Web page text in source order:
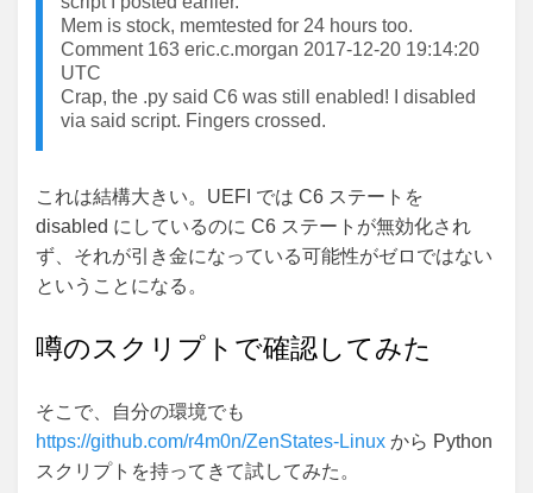
Mem is stock, memtested for 24 hours too.
Comment 163 eric.c.morgan 2017-12-20 19:14:20
UTC
Crap, the .py said C6 was still enabled! I disabled
via said script. Fingers crossed.
これは結構大きい。UEFI では C6 ステートを
disabled にしているのに C6 ステートが無効化され
ず、それが引き金になっている可能性がゼロではない
ということになる。
噂のスクリプトで確認してみた
そこで、自分の環境でも
https://github.com/r4m0n/ZenStates-Linux から Python
スクリプトを持ってきて試してみた。